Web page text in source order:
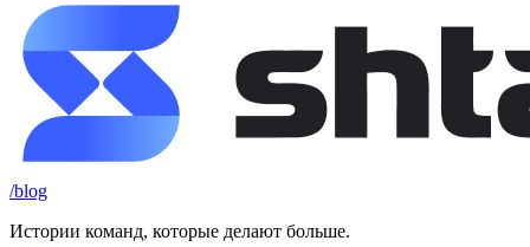
/blog
Истории команд, которые делают больше.